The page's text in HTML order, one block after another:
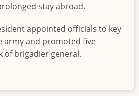
stay abroad.
appointed officials to key
army and promoted five
of brigadier general.